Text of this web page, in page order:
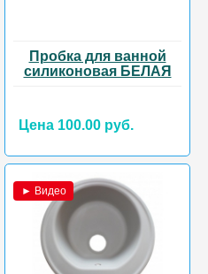
Пробка для ванной
силиконовая БЕЛАЯ
Цена 100.00 руб.
► Видео